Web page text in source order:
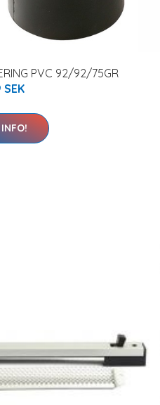
PVC 92/92/75GR
SEK